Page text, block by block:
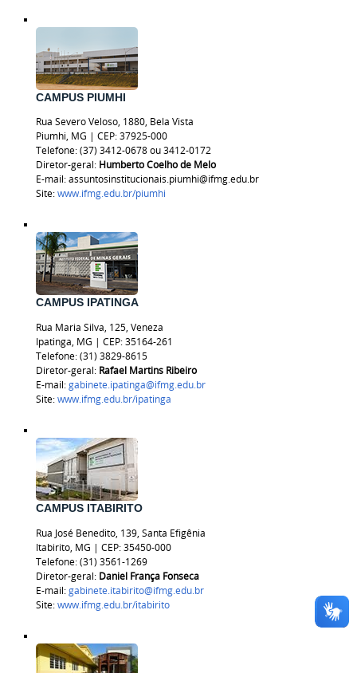
CAMPUS PIUMHI
Rua Severo Veloso, 1880, Bela Vista
Piumhi, MG | CEP: 37925-000
Telefone: (37) 3412-0678 ou 3412-0172
Diretor-geral: Humberto Coelho de Melo
E-mail: assuntosinstitucionais.piumhi@ifmg.edu.br
Site:www.ifmg.edu.br/piumhi
CAMPUS IPATINGA
Rua Maria Silva, 125, Veneza
Ipatinga, MG | CEP: 35164-261
Telefone: (31) 3829-8615
Diretor-geral: Rafael Martins Ribeiro
E-mail:gabinete.ipatinga@ifmg.edu.br
Site:www.ifmg.edu.br/ipatinga
CAMPUS ITABIRITO
Rua José Benedito, 139, Santa Efigênia
Itabirito, MG | CEP: 35450-000
Telefone: (31) 3561-1269
Diretor-geral: Daniel França Fonseca
E-mail:gabinete.itabirito@ifmg.edu.br
Site:www.ifmg.edu.br/itabirito